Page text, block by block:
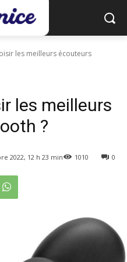
les meilleurs écouteurs
les meilleurs
?
2022, 12 h 23 min 0
1010